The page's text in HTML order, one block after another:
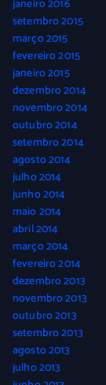
janeiro 2016
setembro 2015
março 2015
fevereiro 2015
janeiro 2015
dezembro 2014
novembro 2014
outubro 2014
setembro 2014
agosto 2014
julho 2014
junho 2014
maio 2014
abril 2014
março 2014
fevereiro 2014
dezembro 2013
novembro 2013
outubro 2013
setembro 2013
agosto 2013
julho 2013